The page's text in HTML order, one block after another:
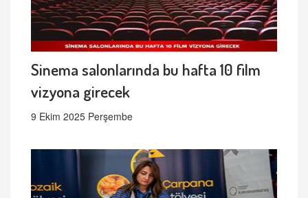
Sinema salonlarında bu hafta 10 film
vizyona girecek
9 Ekim 2025 Perşembe